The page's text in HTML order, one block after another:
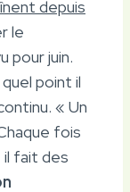
depuis
le
pour juin.
point il
« Un
fois
il fait des